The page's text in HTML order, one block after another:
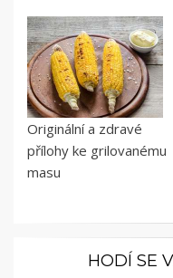
Originální a zdravé
přílohy ke grilovanému
masu
HODÍ SE